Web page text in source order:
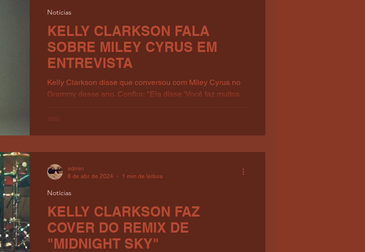
KELLY CLARKSON FALA
SOBRE MILEY CYRUS EM
ENTREVISTA
Kelly Clarkson disse que conversou com Miley Cyrus no
Grammy desse ano. Confira: "Ela disse 'Você faz muitos
Notícias
KELLY CLARKSON FAZ
COVER DO REMIX DE
"MIDNIGHT SKY"
Notícias
admin
8 de abr. de 2024
1 min de leitura